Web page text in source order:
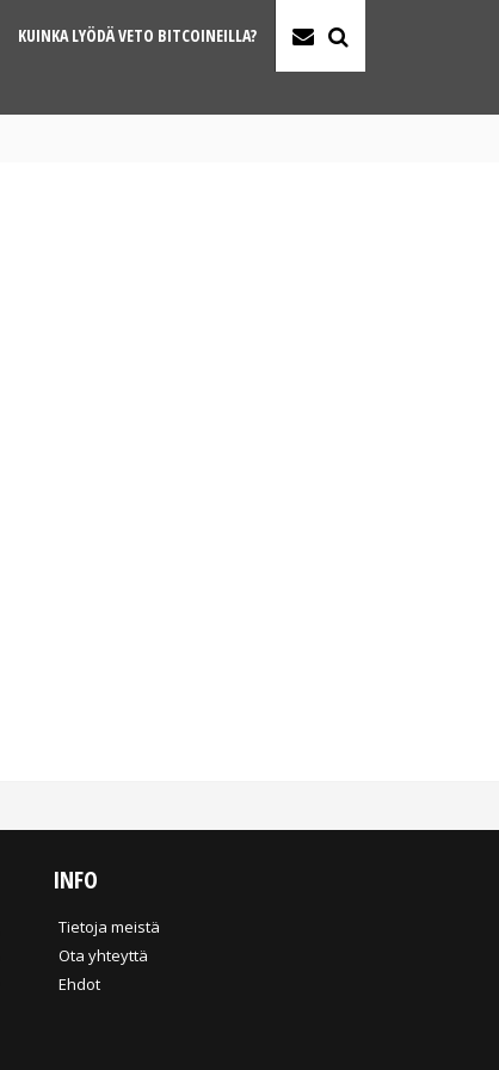
KUINKA LYÖDÄ VETO BITCOINEILLA?
INFO
Tietoja meistä
Ota yhteyttä
Ehdot